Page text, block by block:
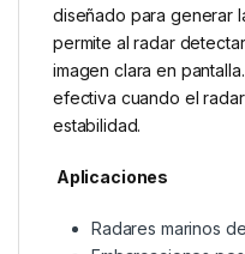
diseñado para generar
permite al radar
imagen clara en
efectiva cuando el
estabilidad.
Aplicaciones
Radares marinos de